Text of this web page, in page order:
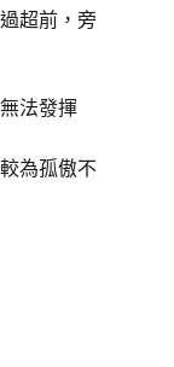
超前，旁
法發揮
為孤傲不